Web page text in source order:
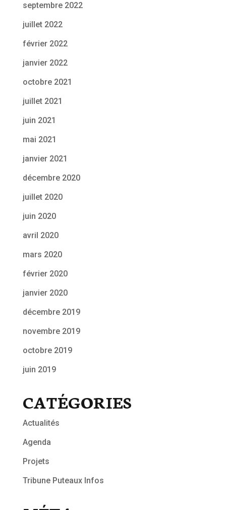
septembre 2022
juillet 2022
février 2022
janvier 2022
octobre 2021
juillet 2021
juin 2021
mai 2021
janvier 2021
décembre 2020
juillet 2020
juin 2020
avril 2020
mars 2020
février 2020
janvier 2020
décembre 2019
novembre 2019
octobre 2019
juin 2019
CATÉGORIES
Actualités
Agenda
Projets
Tribune Puteaux Infos